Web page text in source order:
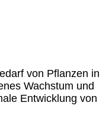
von Pflanzen in
Wachstum und
Entwicklung von